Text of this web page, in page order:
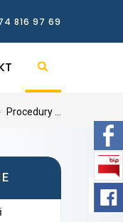
816 97 69
Procedury ...